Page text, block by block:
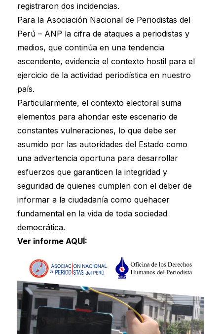
registraron dos incidencias.
Para la Asociación Nacional de Periodistas del
Perú – ANP la cifra de ataques a periodistas y
medios, que continúa en una tendencia
ascendente, evidencia el contexto hostil para el
ejercicio de la actividad periodística en nuestro
país.
Particularmente, el contexto electoral suma
elementos para ahondar este escenario de
constantes vulneraciones, lo que debe ser
asumido por las autoridades del Estado como
una advertencia oportuna para desarrollar
esfuerzos que garanticen la integridad y
seguridad de quienes cumplen con el deber de
informar a la ciudadanía como quehacer
fundamental en la vida de toda sociedad
democrática.
Ver informe AQUÍ: